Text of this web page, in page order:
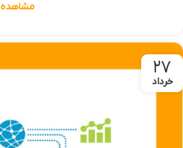
مشاهده
۲۷
خرداد